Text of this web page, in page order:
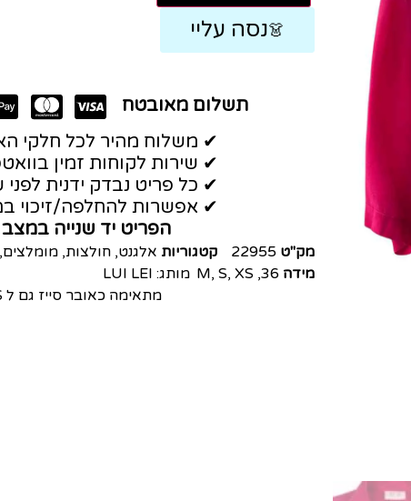
👗נסה עליי
תשלום מאובטח
✔ משלוח מהיר לכל חלקי
✔ שירות לקוחות זמין
✔ כל פריט נבדק ידנית
✔ אפשרות להחלפה/זיכוי
הפריט יד שנייה במצב
מק"ט 22955 קטגוריות אלגנט, חולצות, מומלצים,
מידה 36
,
M, S, XS מותג: LUI LEI
מתאימה כאובר סייז גם ל XS-S